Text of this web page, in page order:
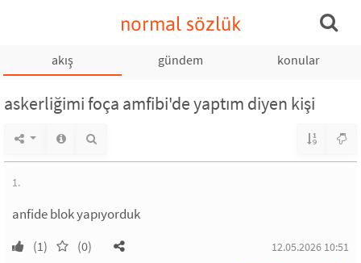
normal sözlük
akış gündem konular
askerliğimi foça amfibi'de yaptım diyen kişi
1.
anfide blok yapıyorduk
(1) (0) 12.05.2026 10:51